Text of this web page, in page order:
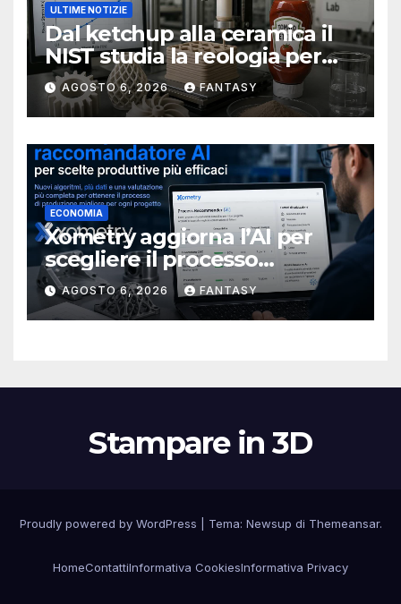
ULTIME NOTIZIE
Dal ketchup alla ceramica il
NIST studia la reologia per
rendere più affidabile la
stampa 3D
AGOSTO 6, 2026 FANTASY
ECONOMIA
Xometry aggiorna l’AI per
scegliere il processo
produttivo più adatto
AGOSTO 6, 2026 FANTASY
Stampare in 3D
Proudly powered by WordPress Tema: Newsup di Themeansar.
HomeContattiInformativa CookiesInformativa Privacy